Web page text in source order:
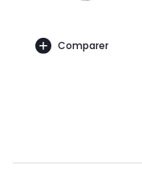
Comparer